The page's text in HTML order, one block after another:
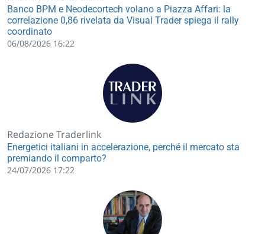
Banco BPM e Neodecortech volano a Piazza Affari: la
correlazione 0,86 rivelata da Visual Trader spiega il rally
coordinato
06/08/2026 16:22
Redazione Traderlink
Energetici italiani in accelerazione, perché il mercato sta
premiando il comparto?
24/07/2026 17:22